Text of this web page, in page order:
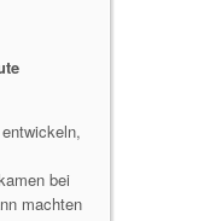
bei
machten